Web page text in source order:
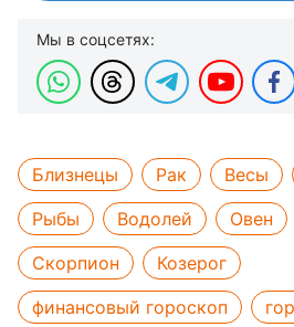
Мы в соцсетях:
Близнецы Рак Весы
Рыбы
Водолей Овен
Скорпион
Козерог
финансовый гороскоп